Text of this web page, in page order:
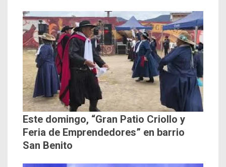
Este domingo, “Gran Patio Criollo y
Feria de Emprendedores” en barrio
San Benito